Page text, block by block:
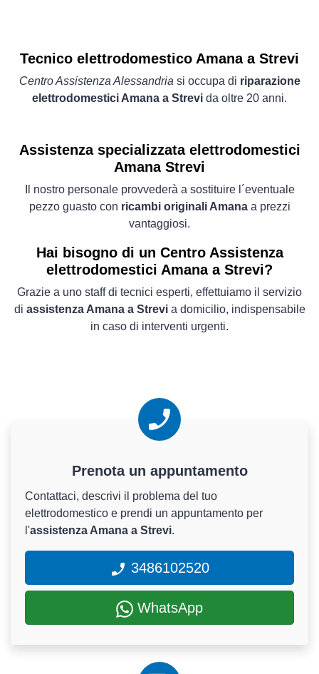
Tecnico elettrodomestico Amana a Strevi
Centro Assistenza Alessandria si occupa di riparazione
elettrodomestici Amana a Strevi da oltre 20 anni.
Assistenza specializzata elettrodomestici
Amana Strevi
Il nostro personale provvederà a sostituire l´eventuale
pezzo guasto con ricambi originali Amanaa prezzi
vantaggiosi.
Hai bisogno di un Centro Assistenza
elettrodomestici Amana a Strevi?
Grazie a uno staff di tecnici esperti, effettuiamo il servizio
di assistenza Amana a Strevia domicilio, indispensabile
in caso di interventi urgenti.
Prenota un appuntamento
Contattaci, descrivi il problema del tuo
elettrodomestico e prendi un appuntamento per
l'assistenza Amana a Strevi.
3486102520
WhatsApp